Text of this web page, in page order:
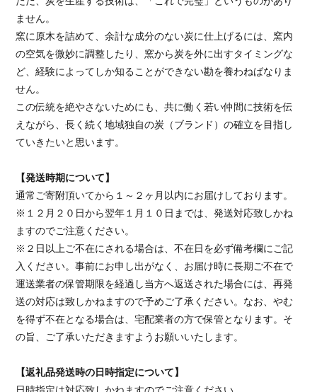
ません。
窯に原木を詰めて、余計な成分のない炭に仕上げるには、窯内
の空気を微妙に調整したり、窯から炭を外に出すタイミングな
ど、経験によってしか知ることができない勘を養わねばなりま
せん。
この伝統を絶やさないためにも、共に働く若い仲間に技術を伝
えながら、長く続く地域独自の炭（ブランド）の確立を目指し
ていきたいと思います。
【発送時期について】
通常ご寄附頂いてから１～２ヶ月以内にお届けしております。
※１２月２０日から翌年１月１０日までは、発送対応致しかね
ますのでご注意ください。
※２日以上ご不在にされる場合は、不在日を必ず備考欄にご記
入ください。事前にお申し出がなく、お届け時に長期ご不在で
運送業者の保管期限を経過し当方へ返送された場合には、再発
送の対応は致しかねますので予めご了承ください。なお、やむ
を得ず不在となる場合は、宅配業者の方で保管となります。そ
の旨、ご了承いただきますようお願いいたします。
【返礼品発送時の日時指定について】